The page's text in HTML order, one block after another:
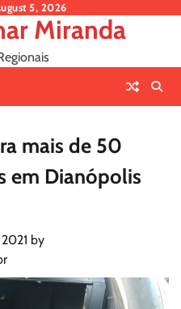
5, 2026
Miranda
mais de 50
em Dianópolis
by